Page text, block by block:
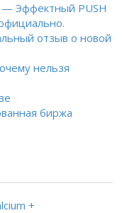
— Эффектный PUSH
отзыв о новой
нельзя
биржа
+